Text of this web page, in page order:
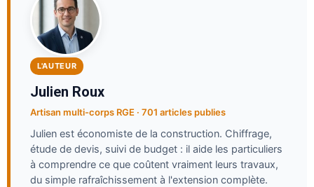
L'AUTEUR
Julien Roux
Artisan multi-corps RGE · 701 articles publies
Julien est économiste de la construction. Chiffrage,
étude de devis, suivi de budget : il aide les particuliers
à comprendre ce que coûtent vraiment leurs travaux,
du simple rafraîchissement à l'extension complète.